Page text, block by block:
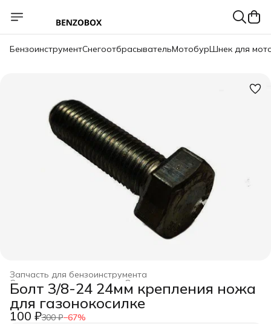
БензоинструментСнегоотбрасывательМотобурШнек для
Запчасть для бензоинструмента
Оснастка для инструмента
Строительство и ремонт
Главная ›
Болт 3/8-24 24мм крепления ножа
для газонокосилке
100 ₽300 ₽−67%